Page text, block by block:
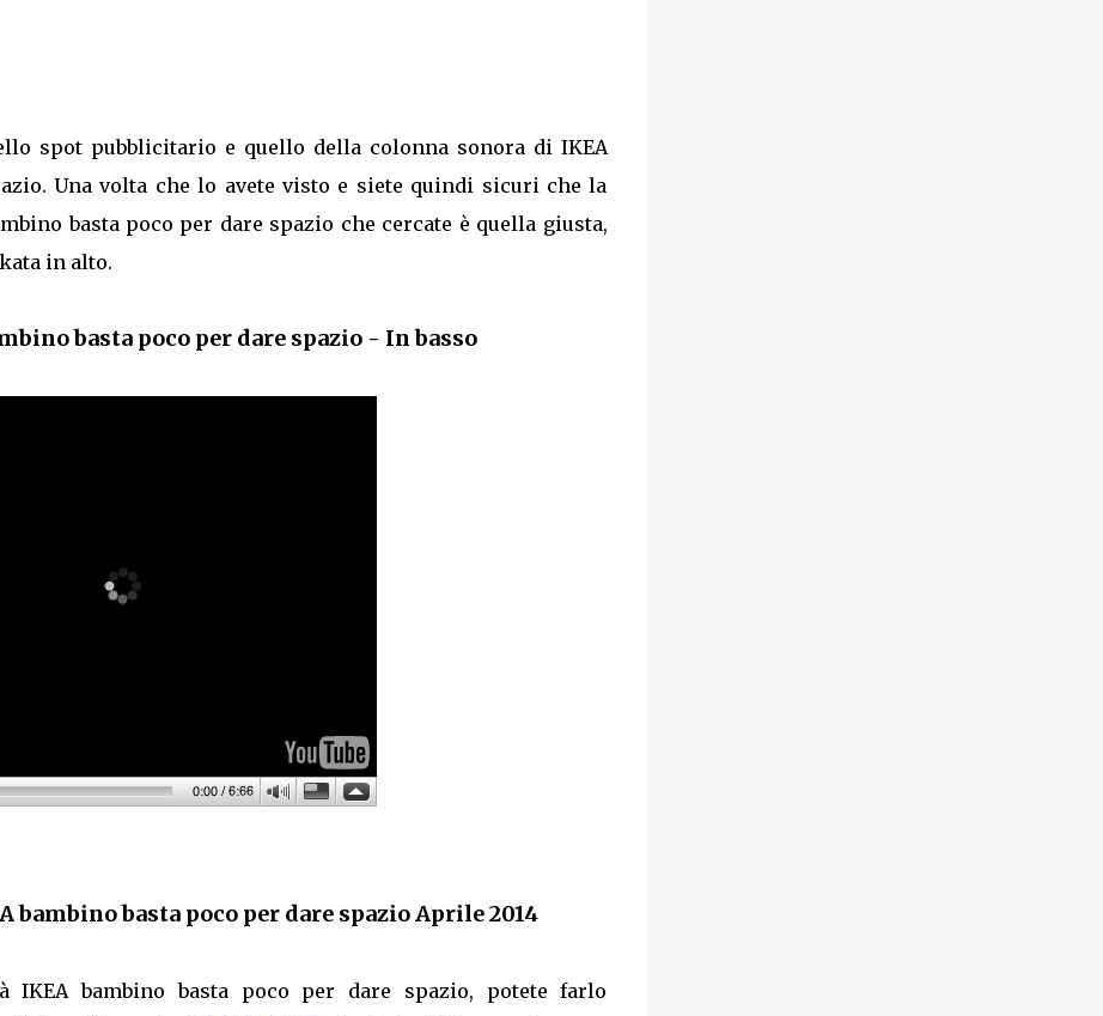
spot pubblicitario e quello della colonna sonora di IKEA
Una volta che lo avete visto e siete quindi sicuri che la
basta poco per dare spazio che cercate è quella giusta,
in alto.
basta poco per dare spazio - In basso
basta poco per dare spazio Aprile 2014
IKEA bambino basta poco per dare spazio, potete farlo